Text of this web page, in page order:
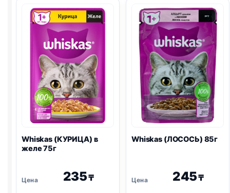
в
желе
75г
ОВОЩИ)
75г
Whiskas (КУРИЦА) в
желе 75г
235₸
Whiskas (ЛОСОСЬ) 85г
245₸